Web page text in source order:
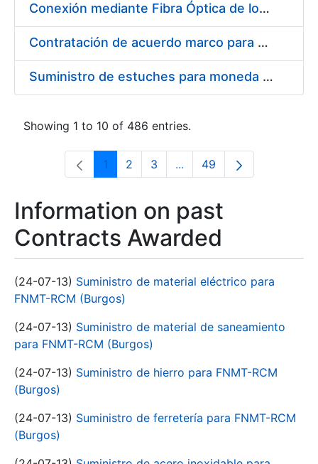
Conexión mediante Fibra Óptica de los Centros de Proceso de Datos (CPDs) de las sedes de la FNMT-RCM de Burgos y Madrid
Contratación de acuerdo marco para el Suministro de Material de Electricidad para la Fábrica Nacional de Moneda y Timbre-Real Casa de la Moneda en su centro de trabajo de Burgos
Suministro de estuches para moneda de 30 €
Showing 1 to 10 of 486 entries.
Page
1 Page
2 Page
3 ...Intermediate Pages Use
Page
49
Information on past
Contracts Awarded
(24-07-13) Suministro de material eléctrico para
FNMT-RCM (Burgos)
(24-07-13) Suministro de material de saneamiento
para FNMT-RCM (Burgos)
(24-07-13) Suministro de hierro para FNMT-RCM
(Burgos)
(24-07-13) Suministro de ferretería para FNMT-RCM
(Burgos)